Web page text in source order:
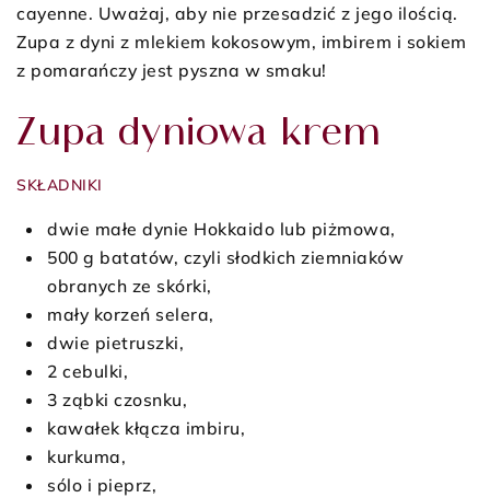
cayenne. Uważaj, aby nie przesadzić z jego ilością.
Zupa z dyni z mlekiem kokosowym, imbirem i sokiem
z pomarańczy jest pyszna w smaku!
Zupa dyniowa krem
SKŁADNIKI
dwie małe dynie Hokkaido lub piżmowa,
500 g batatów, czyli słodkich ziemniaków
obranych ze skórki,
mały korzeń selera,
dwie pietruszki,
2 cebulki,
3 ząbki czosnku,
kawałek kłącza imbiru,
kurkuma,
sólo i pieprz,